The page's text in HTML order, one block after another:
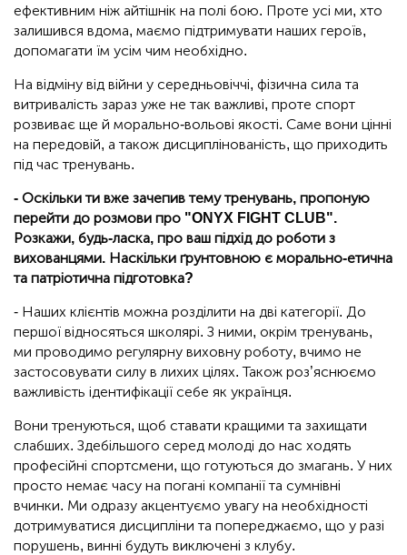
ефективним ніж айтішнік на полі бою. Проте усі ми, хто
залишився вдома, маємо підтримувати наших героїв,
допомагати їм усім чим необхідно.
На відміну від війни у середньовіччі, фізична сила та
витривалість зараз уже не так важливі, проте спорт
розвиває ще й морально-вольові якості. Саме вони цінні
на передовій, а також дисциплінованість, що приходить
під час тренувань.
- Оскільки ти вже зачепив тему тренувань, пропоную
перейти до розмови про "ONYX FIGHT CLUB".
Розкажи, будь-ласка, про ваш підхід до роботи з
вихованцями. Наскільки ґрунтовною є морально-етична
та патріотична підготовка?
- Наших клієнтів можна розділити на дві категорії. До
першої відносяться школярі. З ними, окрім тренувань,
ми проводимо регулярну виховну роботу, вчимо не
застосовувати силу в лихих цілях. Також роз’яснюємо
важливість ідентифікації себе як українця.
Вони тренуються, щоб ставати кращими та захищати
слабших. Здебільшого серед молоді до нас ходять
професійні спортсмени, що готуються до змагань. У них
просто немає часу на погані компанії та сумнівні
вчинки. Ми одразу акцентуємо увагу на необхідності
дотримуватися дисципліни та попереджаємо, що у разі
порушень, винні будуть виключені з клубу.